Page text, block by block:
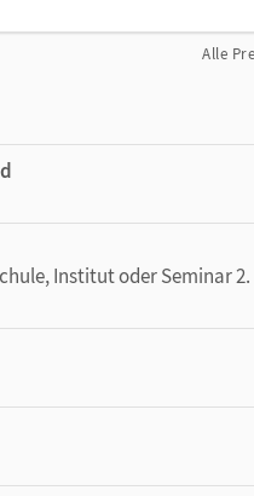
Alle
Institut oder Seminar 2.